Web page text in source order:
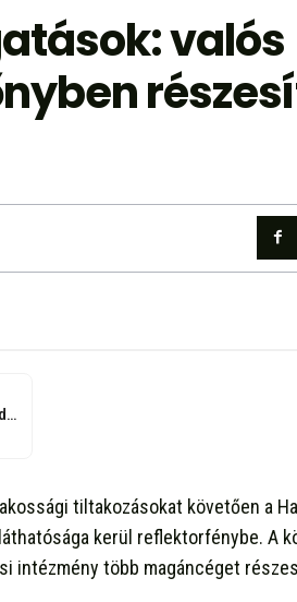
valós
Ajutoare de minimis-sprijin real sau măsură de favorizare?
tiltakozásokat követően a
kerül reflektorfénybe. A
intézmény több magáncéget